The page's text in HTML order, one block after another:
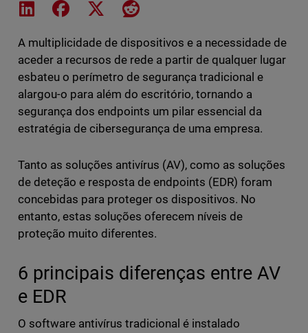
Share on LinkedIn
Share on Facebook
Share on XShare on Reddit
A multiplicidade de dispositivos e a necessidade de
aceder a recursos de rede a partir de qualquer lugar
esbateu o perímetro de segurança tradicional e
alargou-o para além do escritório, tornando a
segurança dos endpoints um pilar essencial da
estratégia de cibersegurança de uma empresa.
Tanto as soluções antivírus (AV), como as soluções
de deteção e resposta de endpoints (EDR) foram
concebidas para proteger os dispositivos. No
entanto, estas soluções oferecem níveis de
proteção muito diferentes.
6 principais diferenças entre AV
e EDR
O software antivírus tradicional é instalado